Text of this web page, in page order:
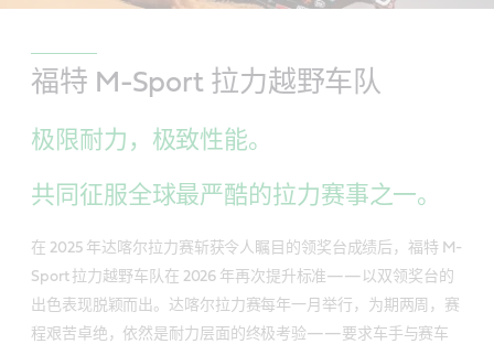
福特 M-Sport 拉力越野车队
极限耐力，极致性能。
共同征服全球最严酷的拉力赛事之一。
在 2025 年达喀尔拉力赛斩获令人瞩目的领奖台成绩后，福特 M-
Sport 拉力越野车队在 2026 年再次提升标准——以双领奖台的
出色表现脱颖而出。达喀尔拉力赛每年一月举行，为期两周，赛
程艰苦卓绝，依然是耐力层面的终极考验——要求车手与赛车